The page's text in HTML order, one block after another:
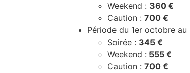
Weekend : 360 €
Caution : 700 €
Période du 1er octobre
Soirée : 345 €
Weekend : 555 €
Caution : 700 €